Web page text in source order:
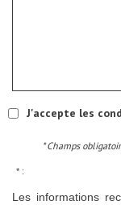
J'accepte les
* Champs
* :
Les informations